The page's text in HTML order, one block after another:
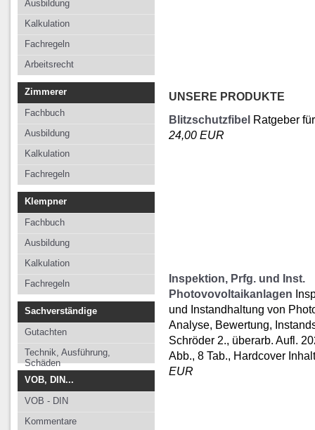
Ausbildung
Kalkulation
Fachregeln
Arbeitsrecht
Zimmerer
Fachbuch
Ausbildung
Kalkulation
Fachregeln
Klempner
Fachbuch
Ausbildung
Kalkulation
Fachregeln
Sachverständige
Gutachten
Technik, Ausführung,
Schäden
VOB, DIN...
VOB - DIN
Kommentare
UNSERE PRODUKTE
Blitzschutzfibel Ratgeber
24,00 EUR
Inspektion, Prfg. und Inst.
Photovovoltaikanlagen
und Instandhaltung von
Analyse, Bewertung,
Schröder 2., überarb. Aufl.
Abb., 8 Tab., Hardcover
EUR